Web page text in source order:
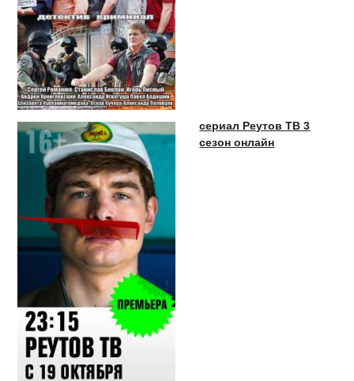
сериал Реутов ТВ 3
сезон онлайн